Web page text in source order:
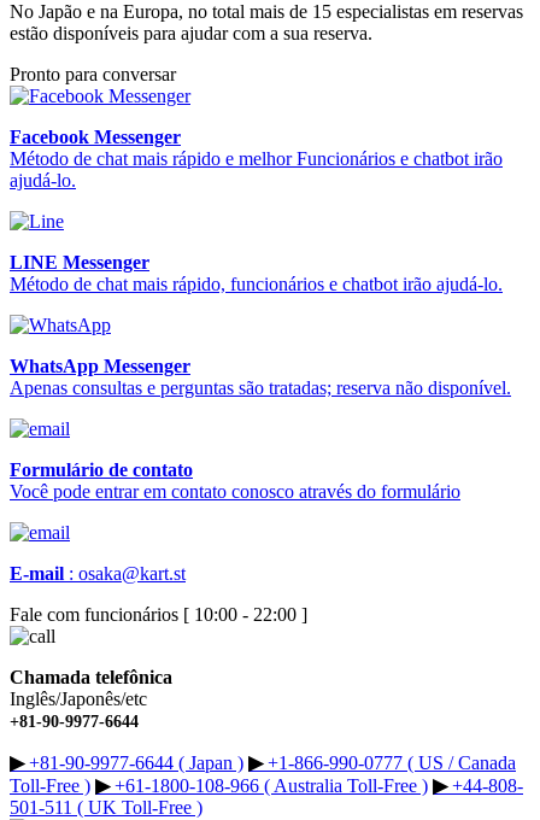
No Japão e na Europa, no total mais de 15 especialistas em reservas
estão disponíveis para ajudar com a sua reserva.
Pronto para conversar
Facebook Messenger
Método de chat mais rápido e melhor Funcionários e chatbot irão
ajudá-lo.
LINE Messenger
Método de chat mais rápido, funcionários e chatbot irão ajudá-lo.
WhatsApp Messenger
Apenas consultas e perguntas são tratadas; reserva não disponível.
Formulário de contato
Você pode entrar em contato conosco através do formulário
E-mail : osaka@kart.st
Fale com funcionários [ 10:00 - 22:00 ]
Chamada telefônica
Inglês/Japonês/etc
+81-90-9977-6644
▶︎+81-90-9977-6644 ( Japan ) ▶︎+1-866-990-0777 ( US / Canada
Toll-Free ) ▶︎+61-1800-108-966 ( Australia Toll-Free ) ▶︎+44-808-
501-511 ( UK Toll-Free )